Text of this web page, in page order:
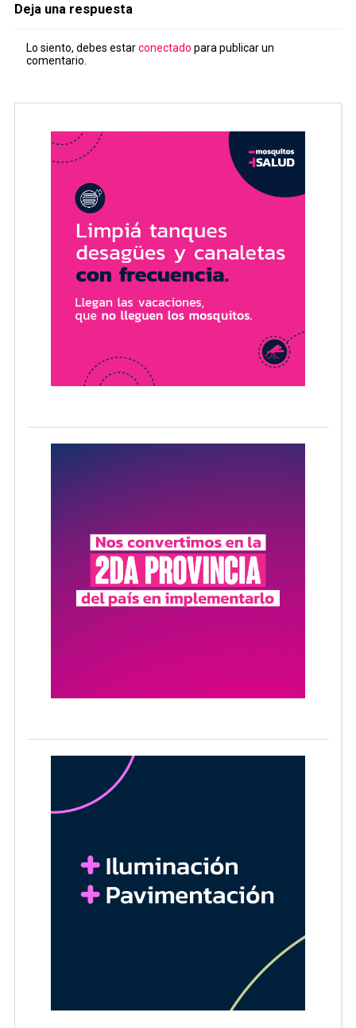
Deja una respuesta
Lo siento, debes estarconectado para publicar un
comentario.